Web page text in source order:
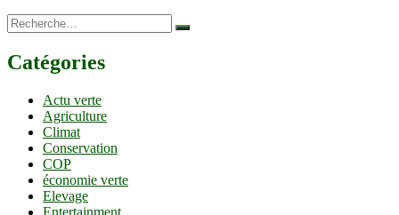
Recherche…
Catégories
Actu verte
Agriculture
Climat
Conservation
COP
économie verte
Elevage
Entertainment